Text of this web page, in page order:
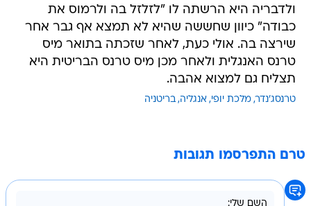
ולדבריה היא הרשתה לו "לזלזל בה ולרמוס את
כבודה" כיוון שחששה שהיא לא תמצא אף גבר אחר
שירצה בה. אולי כעת, לאחר שזכתה בתואר מיס
טרנס האנגלית ולאחר מכן מיס טרנס הבריטית היא
תצליח גם למצוא אהבה.
טרנסג'נדר מלכת יופי אנגליה בריטניה
טרם התפרסמו תגובות